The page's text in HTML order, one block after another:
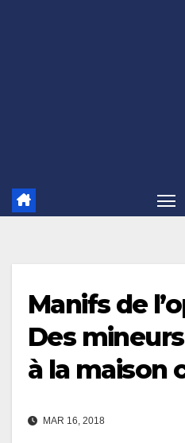
Manifs de
Des
à la maison
MAR 16, 2018